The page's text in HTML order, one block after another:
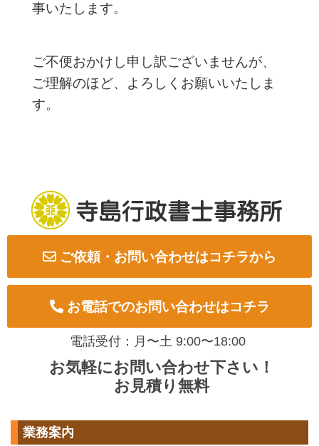
事いたします。
ご不便おかけし申し訳ございませんが、
ご理解のほど、よろしくお願いいたしま
す。
ご依頼・お問い合わせはコチラから
お電話でのお問い合わせはコチラ
電話受付：月〜土 9:00〜18:00
お気軽にお問い合わせ下さい！
お見積り無料
業務案内